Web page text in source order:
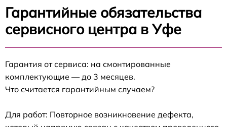
Гарантийные обязательства
сервисного центра в Уфе
Гарантия от сервиса: на смонтированные
комплектующие — до 3 месяцев.
Что считается гарантийным случаем?
Для работ: Повторное возникновение дефекта,